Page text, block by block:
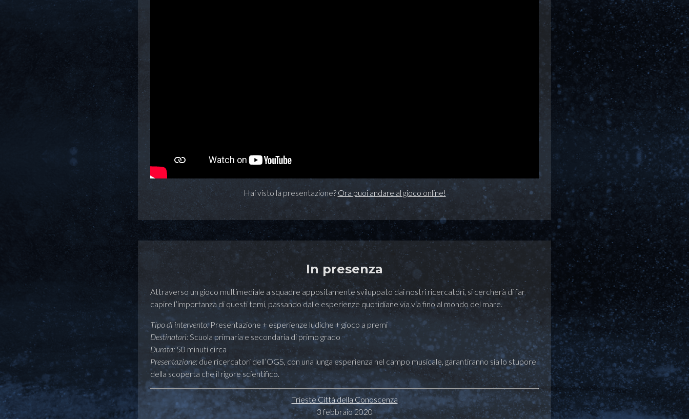
Hai visto la presentazione? Ora puoi andare al gioco online!
In presenza
Attraverso un gioco multimediale a squadre appositamente sviluppato dai nostri ricercatori, si cercherà di far
capire l’importanza di questi temi, passando dalle esperienze quotidiane via via fino al mondo del mare.
Tipo di intervento:Presentazione + esperienze ludiche + gioco a premi
Destinatari:Scuola primaria e secondaria di primo grado
Durata:50 minuti circa
Presentazione:due ricercatori dell’OGS, con una lunga esperienza nel campo musicale, garantiranno sia lo stupore
della scoperta che il rigore scientifico.
Trieste Città della Conoscenza
3 febbraio 2020